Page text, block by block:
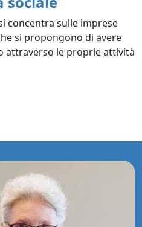
concentra sulle imprese
si propongono di avere
attraverso le proprie attività